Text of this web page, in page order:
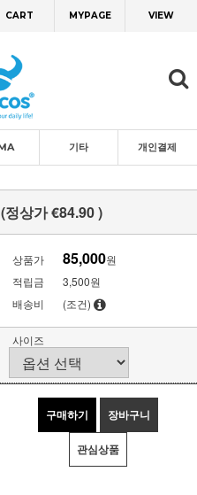
CART MYPAGE VIEW
기타 개인결제
상가 €84.90 )
상품가 85,000원
적립금
3,500원
배송비
(조건)
사이즈
구매하기 장바구니
관심상품